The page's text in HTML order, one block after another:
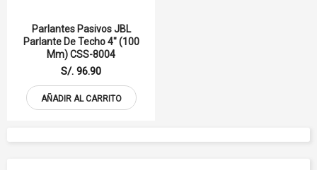
Parlantes Pasivos JBL
Parlante De Techo 4" (100
Mm) CSS-8004
S/. 96.90
AÑADIR AL CARRITO